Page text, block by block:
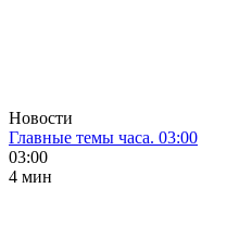
Новости
Главные темы часа. 03:00
03:00
4 мин